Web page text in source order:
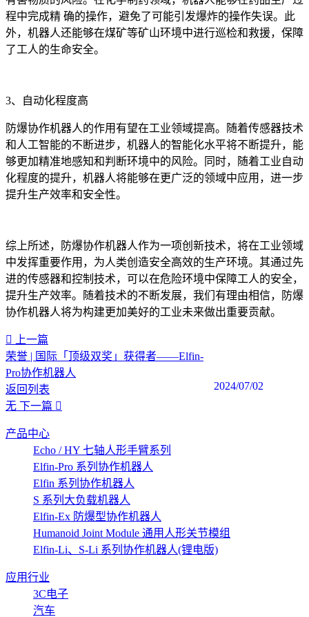
程中完成精 确的操作，避免了可能引发爆炸的操作失误。此
外，机器人还能够在煤矿等矿山环境中进行巡检和救援，保障
了工人的生命安全。
3、自动化程度高
防爆协作机器人的作用有望在工业领域提高。随着传感器技术
和人工智能的不断进步，机器人的智能化水平将不断提升，能
够更加精准地感知和判断环境中的风险。同时，随着工业自动
化程度的提升，机器人将能够在更广泛的领域中应用，进一步
提升生产效率和安全性。
综上所述，防爆协作机器人作为一项创新技术，将在工业领域
中发挥重要作用，为人类创造安全高效的生产环境。其通过先
进的传感器和控制技术，可以在危险环境中保障工人的安全，
提升生产效率。随着技术的不断发展，我们有理由相信，防爆
协作机器人将为构建更加美好的工业未来做出重要贡献。
上一篇
荣誉 | 国际「顶级双奖」获得者——Elfin-
Pro协作机器人
2024/07/02
返回列表
无 下一篇
产品中心
Echo / HY 七轴人形手臂系列
Elfin-Pro 系列协作机器人
Elfin 系列协作机器人
S 系列大负载机器人
Elfin-Ex 防爆型协作机器人
Humanoid Joint Module 通用人形关节模组
Elfin-Li、S-Li 系列协作机器人(锂电版)
应用行业
3C电子
汽车